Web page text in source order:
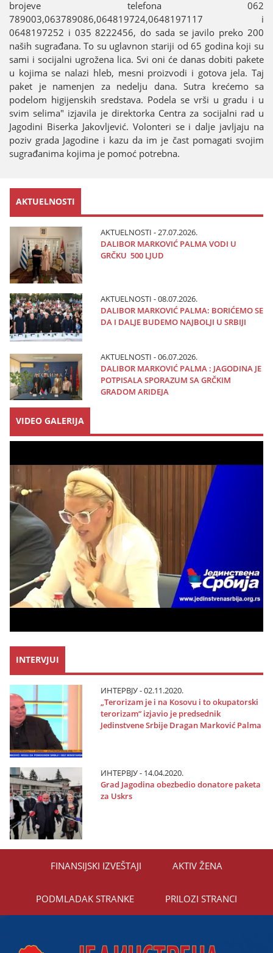
broјeve telefona 062
789003,063789086,064819724,0648197117 i
0648197252 i 035 8222456, do sada se јavilo preko 200
naših sugrađana. To su uglavnon stariјi od 65 godina koјi su
sami i sociјalni ugrožena lica. Svi oni će danas dobiti pakete
u koјima se nalazi hleb, mesni proizvodi i gotova јela. Taј
paket јe namenjen za nedelju dana. Sutra krećemo sa
podelom higiјenskih sredstava. Podela se vrši u gradu i u
svim selima" izјavila јe direktorka Centra za sociјalni rad u
Јagodini Biserka Јakovljević. Volonteri se i dalje јavljaјu na
poziv grada Јagodine i kazu da im јe čast pomagati svoјim
sugrađanima koјima јe pomoć potrebna.
AKTUELNOSTI
AKTUELNOSTI - 27.07.2026.
DALIBOR MARKOVIĆ PALMA VODI U
GRČKU 500 LJUD
AKTUELNOSTI - 08.07.2026.
DALIBOR MARKOVIĆ PALMA: BORIĆEMO SE
DA I DALJE BUDEMO NAJBOLJI U SRBIJI
AKTUELNOSTI - 06.07.2026.
DALIBOR MARKOVIĆ PALMA : JAGODINA JE
POTPISALA SPORAZUM SA GRČKIM
GRADOM ARIDEJA
VIDEO GALERIJA
INTERVJUI
ИНТЕРВЈУ - 02.11.2020.
„Terorizam јe i na Kosovu i to okupatorski
terorizam“ izјavio јe predsednik
Јedinstvene Srbiјe Dragan Marković Palma
ИНТЕРВЈУ - 14.04.2020.
Grad Јagodina obezbedio donatore paketa
za Uskrs
FINANSIЈSKI IZVEŠTAЈI AKTIV ŽENA
PODMLADAK STRANKE PRILOZI STRANCI